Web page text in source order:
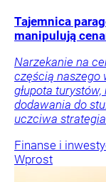
Tajemnica
manipulują
Narzekanie na
częścią naszego
głupota
dodawania do
uczciwa
Finanse i
Wprost